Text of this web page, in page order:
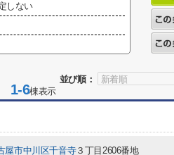
しない
並び順：
1-6棟表示
屋市中川区千音寺３丁目2606番地